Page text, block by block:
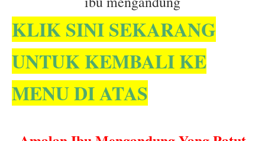
KLIK SINI SEKARANG
UNTUK KEMBALI KE
MENU DI ATAS